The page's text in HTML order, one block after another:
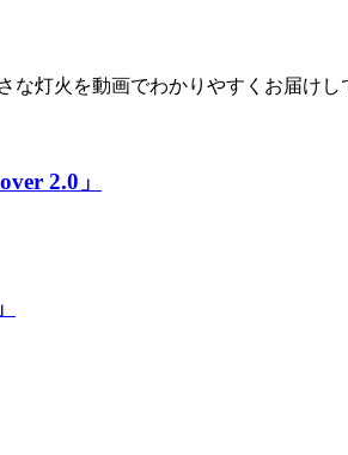
灯火を動画でわかりやすくお届けし
2.0」